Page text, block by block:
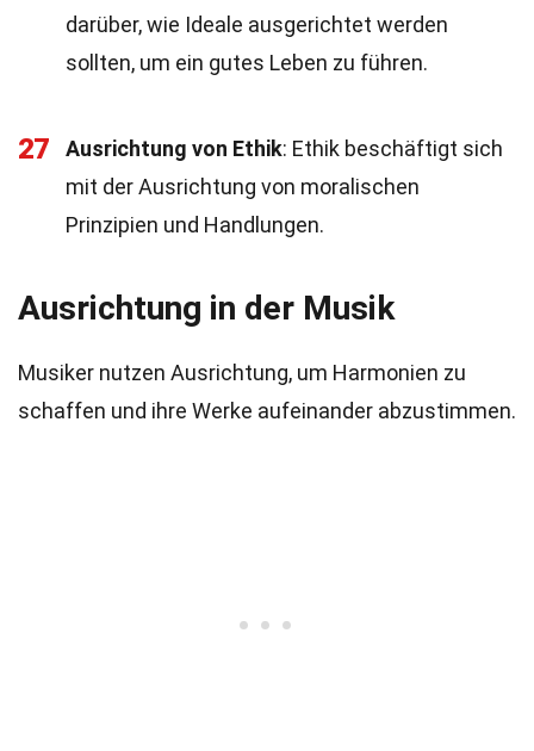
darüber, wie Ideale ausgerichtet werden
sollten, um ein gutes Leben zu führen.
27 Ausrichtung von Ethik: Ethik beschäftigt sich
mit der Ausrichtung von moralischen
Prinzipien und Handlungen.
Ausrichtung in der Musik
Musiker nutzen Ausrichtung, um Harmonien zu
schaffen und ihre Werke aufeinander abzustimmen.